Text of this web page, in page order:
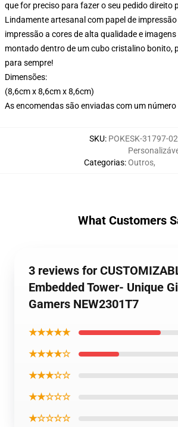
que for preciso para fazer o seu pedido direito
Lindamente artesanal com papel de
impressão a cores de alta qualidade e imagens
montado dentro de um cubo cristalino bonito,
para sempre!
Dimensões:
(8,6cm x 8,6cm x 8,6cm)
As encomendas são enviadas com um
SKU: POKESK-31797-02
Categorias:Outros,
What Customers
3 reviews for
Embedded Tower- Unique
Gamers NEW2301T7
★★★★★
★★★★☆
★★★☆☆
★★☆☆☆
★☆☆☆☆